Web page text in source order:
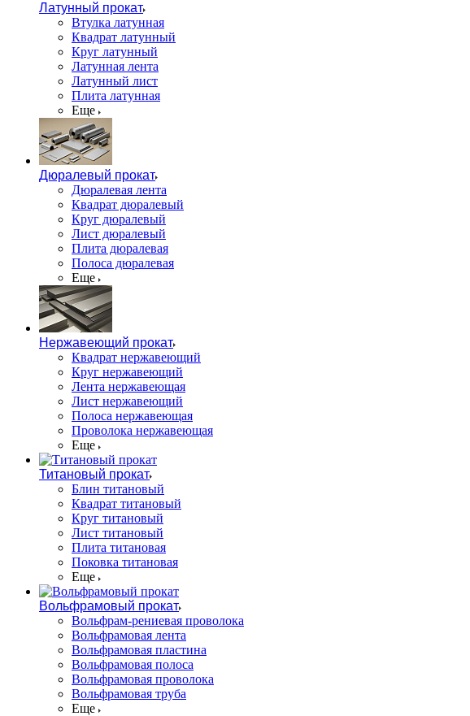
Латунный прокат
Втулка латунная
Квадрат латунный
Круг латунный
Латунная лента
Латунный лист
Плита латунная
Еще
Дюралевый прокат
Дюралевая лента
Квадрат дюралевый
Круг дюралевый
Лист дюралевый
Плита дюралевая
Полоса дюралевая
Еще
Нержавеющий прокат
Квадрат нержавеющий
Круг нержавеющий
Лента нержавеющая
Лист нержавеющий
Полоса нержавеющая
Проволока нержавеющая
Еще
Титановый прокат
Блин титановый
Квадрат титановый
Круг титановый
Лист титановый
Плита титановая
Поковка титановая
Еще
Вольфрамовый прокат
Вольфрам-рениевая проволока
Вольфрамовая лента
Вольфрамовая пластина
Вольфрамовая полоса
Вольфрамовая проволока
Вольфрамовая труба
Еще